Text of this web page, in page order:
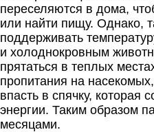
переселяются в дома,
или найти пищу. Однако,
поддерживать
и холоднокровным
прятаться в теплых
пропитания на
впасть в спячку, которая
энергии. Таким образом
месяцами.